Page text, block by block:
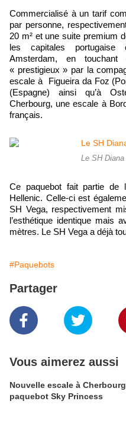
Commercialisé à un tarif
par personne,
20 m² et une suite premium
les capitales portugaise
Amsterdam, en
« prestigieux » par la
escale à Figueira da Foz
(Espagne) ainsi qu’à
Cherbourg, une escale à
français.
Le SH
Ce paquebot fait partie de
Hellenic. Celle-ci est
SH Vega, respectivement
l’esthétique identique mais
mètres. Le SH Vega a déjà
#Paquebots
Partager
Vous aimerez aussi
Nouvelle escale à
paquebot Sky Princess